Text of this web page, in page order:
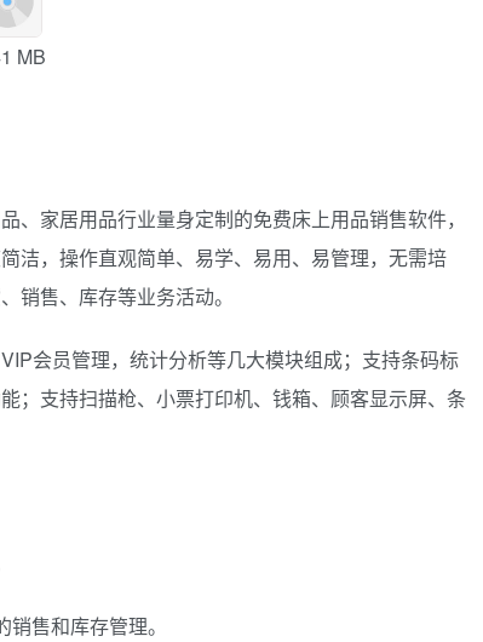
MB
家居用品行业量身定制的免费床上用品销售软件，
洁，操作直观简单、易学、易用、易管理，无需培
销售、库存等业务活动。
会员管理，统计分析等几大模块组成；支持条码标
；支持扫描枪、小票打印机、钱箱、顾客显示屏、条
售和库存管理。